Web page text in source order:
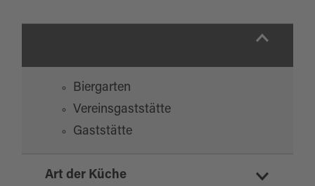
Biergarten
Vereinsgaststätte
Gaststätte
Art der Küche